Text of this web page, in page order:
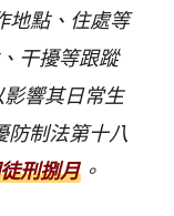
地點、住處等
干擾等跟蹤
響其日常生
防制法第十八
刑捌月 。